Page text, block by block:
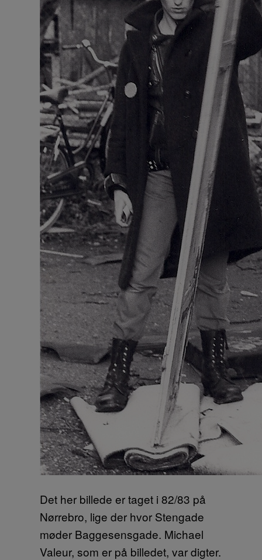
Det her billede er taget i 82/83 på
Nørrebro, lige der hvor Stengade
møder Baggesensgade. Michael
Valeur, som er på billedet, var digter.